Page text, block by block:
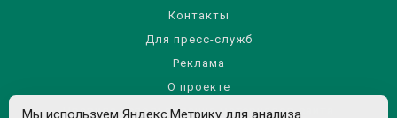
Контакты
Для пресс-служб
Реклама
О проекте
Правила использования материалов сайта
Мы используем Яндекс.Метрику для анализа